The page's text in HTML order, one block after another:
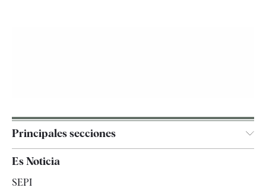
Principales secciones
España
Es Noticia
SEPI